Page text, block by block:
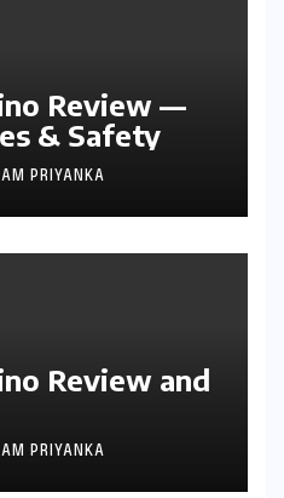
Review —
& Safety
PRIYANKA
Review and
PRIYANKA